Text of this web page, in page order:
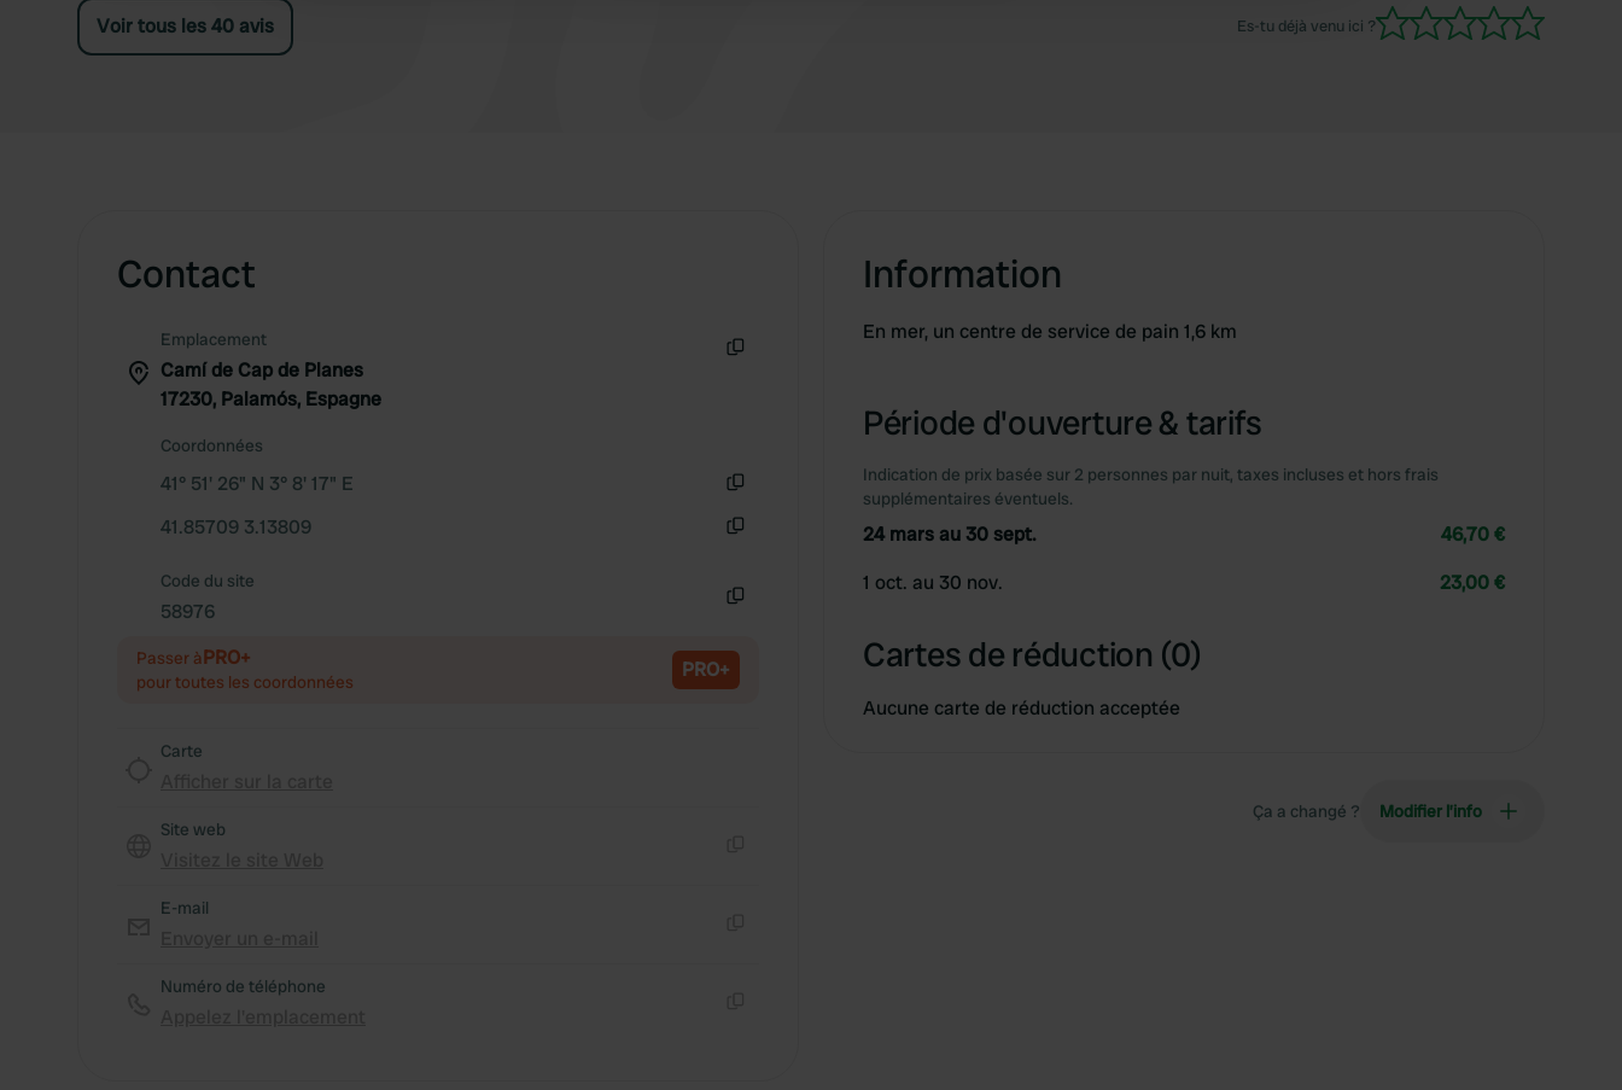
Voir tous les 40 avis Es-tu déjà venu ici ?
Contact
Emplacement
Camí de Cap de Planes
17230, Palamós, Espagne
Coordonnées
41° 51' 26" N 3° 8' 17" E
41.85709 3.13809
Code du site
58976
Passer àPRO+
pour toutes les coordonnées PRO+
Carte
Site web
E-mail
Numéro de téléphone
Information
En mer, un centre de service de pain 1,6 km
Période d'ouverture & tarifs
Indication de prix basée sur 2 personnes par nuit, taxes incluses et hors frais
supplémentaires éventuels.
24 mars au 30 sept.
46,70 €
1 oct. au 30 nov.
23,00 €
Cartes de réduction (0)
Aucune carte de réduction acceptée
Ça a changé ? Modifier l’info